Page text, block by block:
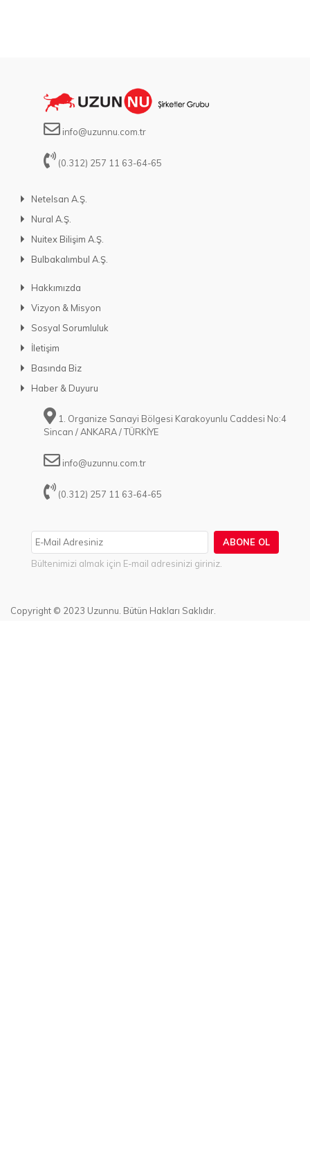
ABONE OL
Bültenimizi almak için E-mail adresinizi giriniz.
info@uzunnu.com.tr
(0.312) 257 11 63-64-65
Netelsan A.Ş.
Nural A.Ş.
Nuitex Bilişim A.Ş.
Bulbakalımbul A.Ş.
Hakkımızda
Vizyon & Misyon
Sosyal Sorumluluk
İletişim
Basında Biz
Haber & Duyuru
1. Organize Sanayi Bölgesi Karakoyunlu Caddesi No:4
Sincan / ANKARA / TÜRKİYE
info@uzunnu.com.tr
(0.312) 257 11 63-64-65
Copyright © 2023 Uzunnu. Bütün Hakları Saklıdır.